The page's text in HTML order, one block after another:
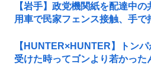
【岩手】政党機関紙を配達中
用車で民家フェンス接触、手で
【HUNTER×HUNTER】トン
受けた時ってゴンより若かった